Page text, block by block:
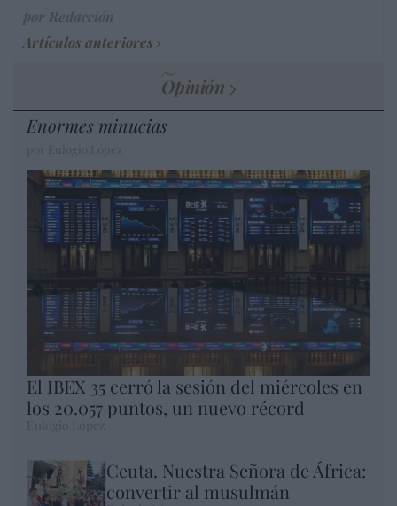
Artículos anteriores
Opinión
Enormes minucias
El IBEX 35 cerró la sesión del miércoles en
los 20.057 puntos, un nuevo récord
Ceuta. Nuestra Señora de África:
convertir al musulmán